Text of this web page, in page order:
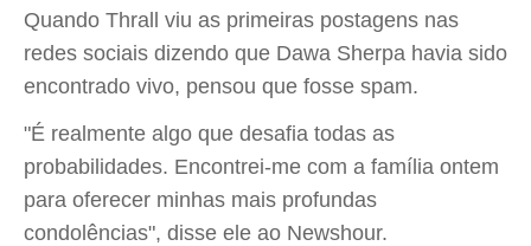
Quando Thrall viu as primeiras postagens nas
redes sociais dizendo que Dawa Sherpa havia sido
encontrado vivo, pensou que fosse spam.
"É realmente algo que desafia todas as
probabilidades. Encontrei-me com a família ontem
para oferecer minhas mais profundas
condolências", disse ele ao Newshour.